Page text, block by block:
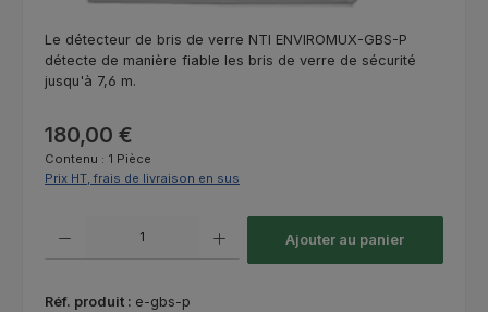
Le détecteur de bris de verre NTI ENVIROMUX-GBS-P
détecte de manière fiable les bris de verre de sécurité
jusqu'à 7,6 m.
Prix régulier :
180,00 €
Contenu : 1 Pièce
Prix HT, frais de livraison en sus
Ajouter au panier
Réf. produit : e-gbs-p